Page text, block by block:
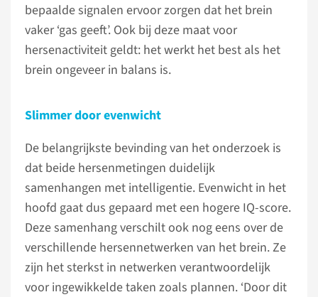
bepaalde signalen ervoor zorgen dat het brein
vaker ‘gas geeft’. Ook bij deze maat voor
hersenactiviteit geldt: het werkt het best als het
brein ongeveer in balans is.
Slimmer door evenwicht
De belangrijkste bevinding van het onderzoek is
dat beide hersenmetingen duidelijk
samenhangen met intelligentie. Evenwicht in het
hoofd gaat dus gepaard met een hogere IQ-score.
Deze samenhang verschilt ook nog eens over de
verschillende hersennetwerken van het brein. Ze
zijn het sterkst in netwerken verantwoordelijk
voor ingewikkelde taken zoals plannen. ‘Door dit